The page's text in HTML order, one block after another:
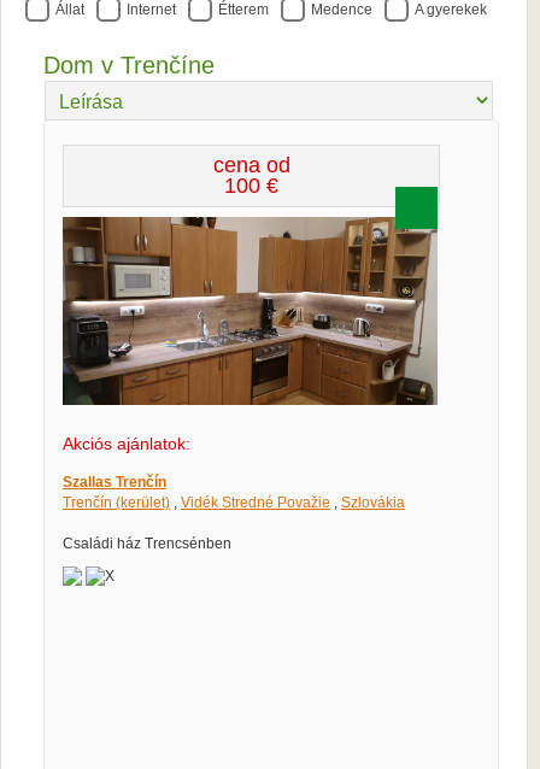
Állat Internet Étterem Medence A gyerekek
Dom v Trenčíne
cena od
100 €
Akciós ajánlatok:
Szallas Trenčín
Trenčín (kerület)
Vidék Stredné Považie Szlovákia
Családi ház Trencsénben
X